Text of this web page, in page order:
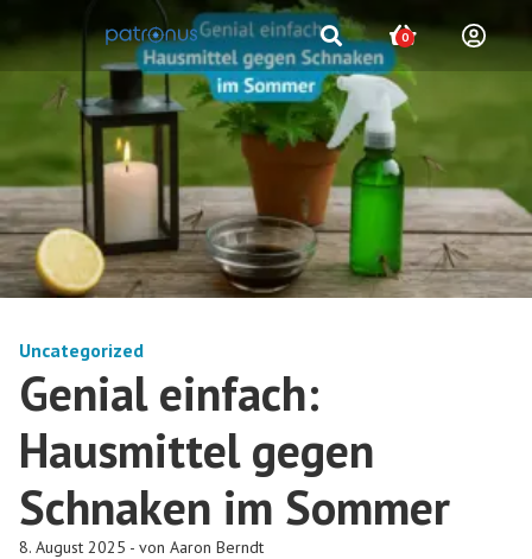
0
Uncategorized
Genial einfach:
Hausmittel gegen
Schnaken im Sommer
8. August 2025 - von Aaron Berndt